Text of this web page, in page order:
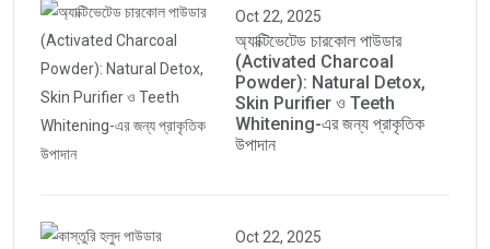
Oct 22, 2025
অ্যাক্টিভেটেড চারকোল পাউডার
(Activated Charcoal
Powder): Natural Detox,
Skin Purifier ও Teeth
Whitening-এর জন্য প্রাকৃতিক
উপাদান
Oct 22, 2025